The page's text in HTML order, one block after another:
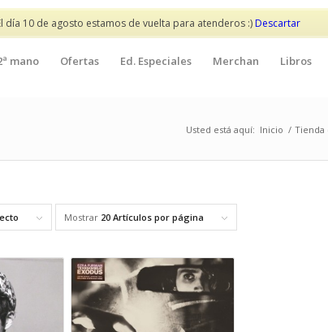
día 10 de agosto estamos de vuelta para atenderos :)Descartar
mano Ofertas Ed. Especiales Merchan Libros
Usted está aquí: Inicio / Tienda
Mostrar 20 Artículos por página